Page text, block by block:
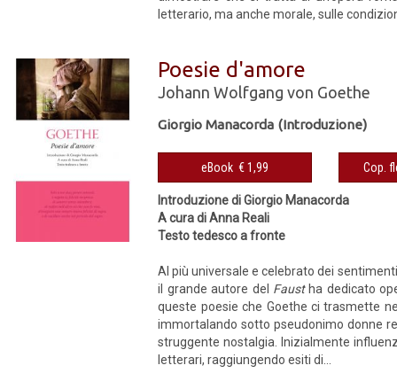
letterario, ma anche morale, sulle
Poesie d'amore
Johann Wolfgang von Goethe
Giorgio Manacorda (Introduzione)
eBook € 1,99
Introduzione di Giorgio Manacorda
A cura di Anna Reali
Testo tedesco a fronte
Al più universale e celebrato dei
il grande autore del Faustha dedicato
queste poesie che Goethe ci trasmette
immortalando sotto pseudonimo donne
struggente nostalgia. Inizialmente
letterari, raggiungendo esiti di...